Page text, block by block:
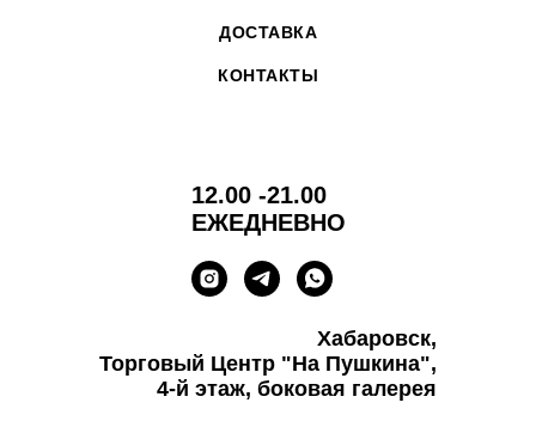
ДОСТАВКА
КОНТАКТЫ
12.00 -21.00
ЕЖЕДНЕВНО
Хабаровск,
Торговый Центр "На Пушкина",
4-й этаж, боковая галерея